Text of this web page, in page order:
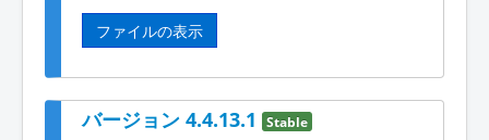
ファイルの表示
バージョン 4.4.13.1 Stable